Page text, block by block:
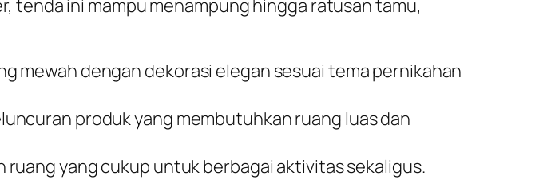
tenda ini mampu menampung hingga ratusan tamu,
mewah dengan dekorasi elegan sesuai tema pernikahan
produk yang membutuhkan ruang luas dan
ruang yang cukup untuk berbagai aktivitas sekaligus.